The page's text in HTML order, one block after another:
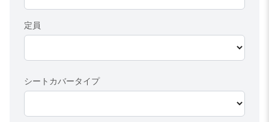
定員
シートカバータイプ